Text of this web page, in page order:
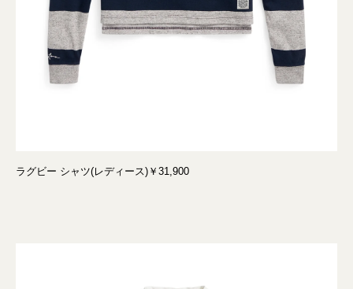
ラグビー シャツ(レディース)￥31,900